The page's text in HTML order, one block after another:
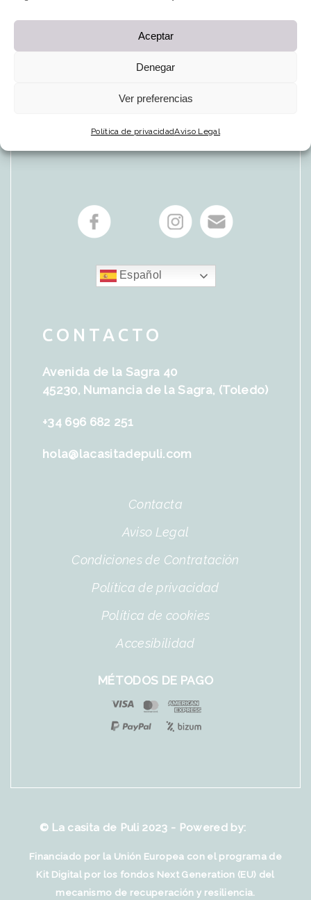
Aceptar
Denegar
Ver preferencias
Política de privacidadAviso Legal
Español
CONTACTO
Avenida de la Sagra 40
45230, Numancia de la Sagra, (Toledo)
+34 696 682 251
hola@lacasitadepuli.com
Contacta
Aviso Legal
Condiciones de Contratación
Política de privacidad
Política de cookies
Accesibilidad
MÉTODOS DE PAGO
© La casita de Puli 2023 - Powered by:
Financiado por la Unión Europea con el programa de
Kit Digital por los fondos Next Generation (EU) del
mecanismo de recuperación y resiliencia.